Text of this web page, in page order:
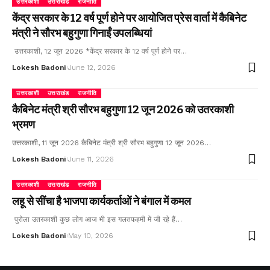
उत्तरकाशी उत्तराखंड राजनीति
केंद्र सरकार के 12 वर्ष पूर्ण होने पर आयोजित प्रेस वार्ता में कैबिनेट
मंत्री ने सौरभ बहुगुणा गिनाईं उपलब्धियां
उत्तरकाशी, 12 जून 2026 *केंद्र सरकार के 12 वर्ष पूर्ण होने पर…
Lokesh Badoni June 12, 2026
उत्तरकाशी उत्तराखंड राजनीति
कैबिनेट मंत्री श्री सौरभ बहुगुणा 12 जून 2026 को उतरकाशी
भ्रमण
उत्तरकाशी, 11 जून 2026 कैबिनेट मंत्री श्री सौरभ बहुगुणा 12 जून 2026…
Lokesh Badoni June 11, 2026
उत्तरकाशी उत्तराखंड राजनीति
लहू से सींचा है भाजपा कार्यकर्ताओं ने बंगाल में कमल
पुरोला उतरकाशी कुछ लोग आज भी इस गलतफहमी में जी रहे हैं…
Lokesh Badoni May 10, 2026